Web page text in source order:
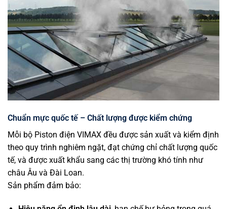
Chuẩn mực quốc tế – Chất lượng được kiểm chứng
Mỗi bộ Piston điện VIMAX đều được sản xuất và kiểm định
theo quy trình nghiêm ngặt, đạt chứng chỉ chất lượng quốc
tế, và được xuất khẩu sang các thị trường khó tính như
châu Âu và Đài Loan.
Sản phẩm đảm bảo: